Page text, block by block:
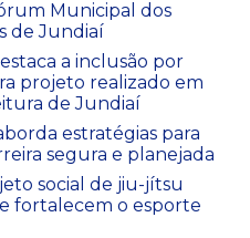
Municipal dos
de Jundiaí
a inclusão por
projeto realizado em
de Jundiaí
estratégias para
segura e planejada
social de jiu-jítsu
fortalecem o esporte